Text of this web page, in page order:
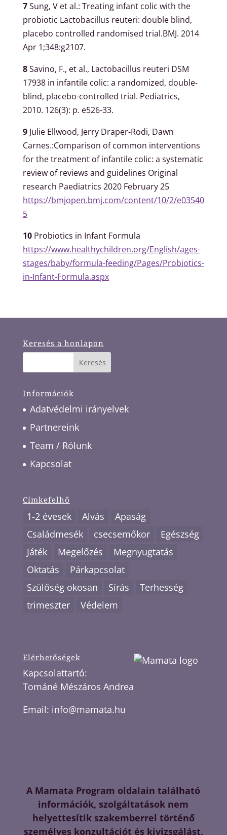
7Sung, V et al.: Treating infant colic with the
probiotic Lactobacillus reuteri: double blind,
placebo controlled randomised trial.BMJ. 2014
Apr 1;348:g2107.
8Savino, F., et al., Lactobacillus reuteri DSM
17938 in infantile colic: a randomized, double-
blind, placebo-controlled trial. Pediatrics,
2010. 126(3): p. e526-33.
9Julie Ellwood, Jerry Draper-Rodi, Dawn
Carnes.:Comparison of common interventions
for the treatment of infantile colic: a systematic
review of reviews and guidelines Original
research Paediatrics 2020 February 25
https://bmjopen.bmj.com/content/10/2/e03540
5
10Probiotics in Infant Formula
https://www.healthychildren.org/English/ages-
stages/baby/formula-feeding/Pages/Probiotics-
in-Infant-Formula.aspx
Keresés a honlapon
Információk
Adatvédelmi irányelvek
Partnereink
Team / Rólunk
Kapcsolat
Címkefelhő
1-2 évesek Alvás
Apaság
Családmesék
csecsemőkor
Egészség
Játék
Megelőzés
Megnyugtatás
Oktatás
Párkapcsolat
Szülőség okosan
Sírás
Terhesség
trimeszter
Védelem
Elérhetőségek
Kapcsolattartó:
Tománé Mészáros Andrea
Email: info@mamata.hu
A Mamata Program oldalain található
információk, szolgáltatások nem
helyettesítik szakemberrel történő
személyes konzultációt és kivizsgálást,